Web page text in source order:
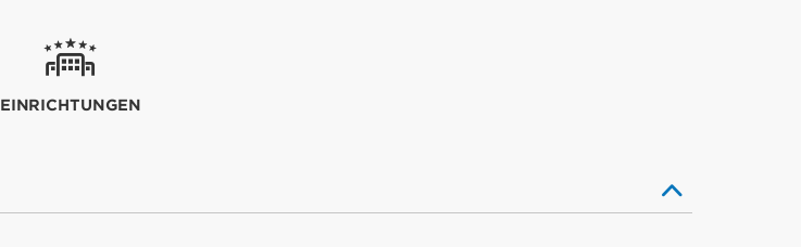
EINRICHTUNGEN